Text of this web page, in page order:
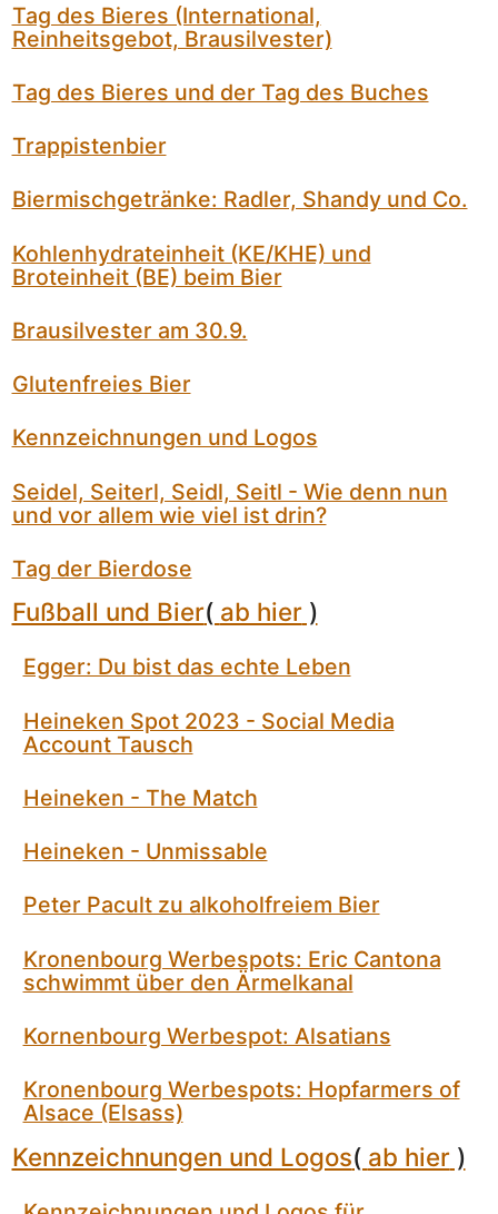
Tag des Bieres (International,
Reinheitsgebot, Brausilvester)
Tag des Bieres und der Tag des Buches
Trappistenbier
Biermischgetränke: Radler, Shandy und Co.
Kohlenhydrateinheit (KE/KHE) und
Broteinheit (BE) beim Bier
Brausilvester am 30.9.
Glutenfreies Bier
Kennzeichnungen und Logos
Seidel, Seiterl, Seidl, Seitl - Wie denn nun
und vor allem wie viel ist drin?
Tag der Bierdose
Fußball und Bier( ab hier)
Egger: Du bist das echte Leben
Heineken Spot 2023 - Social Media
Account Tausch
Heineken - The Match
Heineken - Unmissable
Peter Pacult zu alkoholfreiem Bier
Kronenbourg Werbespots: Eric Cantona
schwimmt über den Ärmelkanal
Kornenbourg Werbespot: Alsatians
Kronenbourg Werbespots: Hopfarmers of
Alsace (Elsass)
Kennzeichnungen und Logos( ab hier)